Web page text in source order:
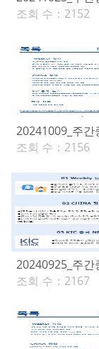
조회 수： 2152
조회 수： 2156
조회 수： 2167